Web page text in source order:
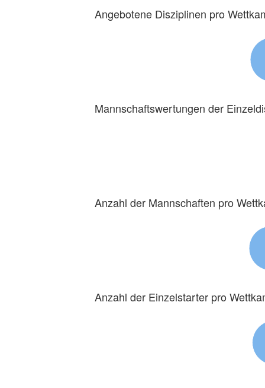
Angebotene Disziplinen pro
Mannschaftswertungen der
Anzahl der Mannschaften pro
Anzahl der Einzelstarter pro